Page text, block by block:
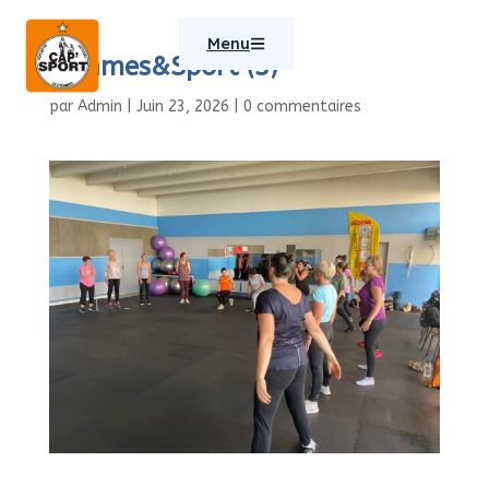
Menu
Femmes&Sport (3)
par Admin Juin 23, 2026 0 commentaires